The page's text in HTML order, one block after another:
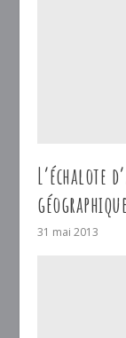
L’échalote
31 mai 2013